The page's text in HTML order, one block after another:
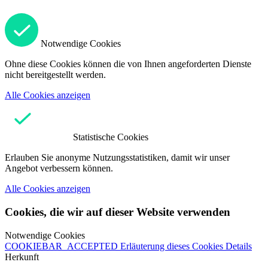
Notwendige Cookies
Ohne diese Cookies können die von Ihnen angeforderten Dienste
nicht bereitgestellt werden.
Alle Cookies anzeigen
Statistische Cookies
Erlauben Sie anonyme Nutzungsstatistiken, damit wir unser
Angebot verbessern können.
Alle Cookies anzeigen
Cookies, die wir auf dieser Website verwenden
Notwendige Cookies
COOKIEBAR_ACCEPTED Erläuterung dieses Cookies Details
Herkunft